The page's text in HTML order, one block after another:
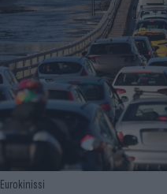
Eurokinissi